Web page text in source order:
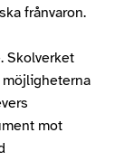
frånvaron.
Skolverket
möjligheterna
mot